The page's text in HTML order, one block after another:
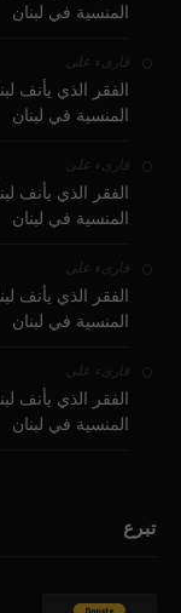
المنسية في لبنان
قارىء على
الفقر الذي يأنف
المنسية في لبنان
قارىء على
الفقر الذي يأنف
المنسية في لبنان
قارىء على
الفقر الذي يأنف
المنسية في لبنان
قارىء على
الفقر الذي يأنف
المنسية في لبنان
تبرع